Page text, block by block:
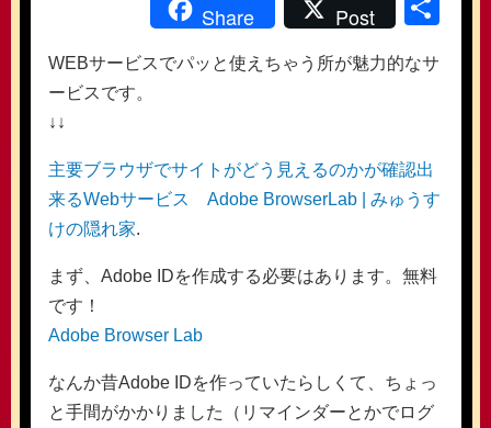
Share Post
WEBサービスでパッと使えちゃう所が魅力的なサ
ービスです。
↓↓
主要ブラウザでサイトがどう見えるのかが確認出
来るWebサービス Adobe BrowserLab | みゅうす
けの隠れ家.
まず、Adobe IDを作成する必要はあります。無料
です！
Adobe Browser Lab
なんか昔Adobe IDを作っていたらしくて、ちょっ
と手間がかかりました（リマインダーとかでログ